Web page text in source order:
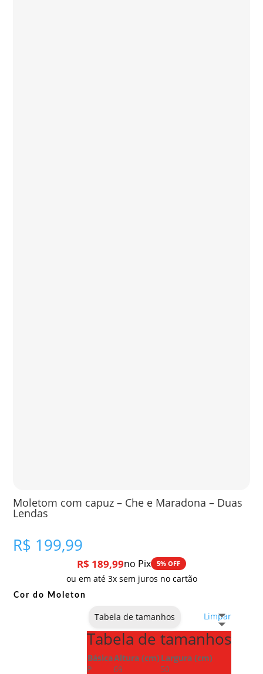
Moletom com capuz – Che e Maradona – Duas
Lendas
R$ 199,99
R$ 189,99no Pix 5% OFF
ou em até 3x sem juros no cartão
Cor do Moleton
Limpar
Tabela de tamanhos
Tabela de tamanhos
BásicaAltura (cm) Largura (cm)
P
69
50